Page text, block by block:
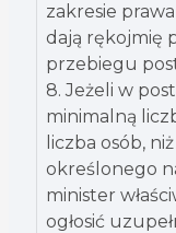
zakresie
dają rękojmię
przebiegu
8. Jeżeli w
minimalną
liczba osób,
określonego
minister
ogłosić